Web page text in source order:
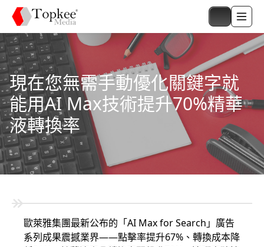
現在您無需手動優化關鍵字就
能用AI Max技術提升70%精華
液轉換率
歐萊雅集團最新公布的「AI Max for Search」廣告
系列成果震撼業界——點擊率提升67%、轉換成本降